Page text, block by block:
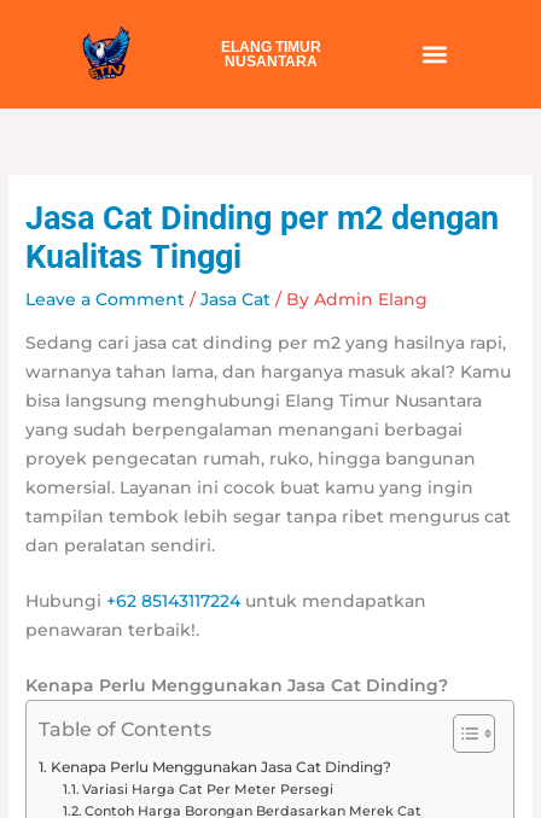
ELANG TIMUR
NUSANTARA
Jasa Cat Dinding per m2 dengan
Kualitas Tinggi
Leave a Comment /Jasa Cat / ByAdmin Elang
Sedang cari jasa cat dinding per m2 yang hasilnya rapi,
warnanya tahan lama, dan harganya masuk akal? Kamu
bisa langsung menghubungi Elang Timur Nusantara
yang sudah berpengalaman menangani berbagai
proyek pengecatan rumah, ruko, hingga bangunan
komersial. Layanan ini cocok buat kamu yang ingin
tampilan tembok lebih segar tanpa ribet mengurus cat
dan peralatan sendiri.
Hubungi +62 85143117224untuk mendapatkan
penawaran terbaik!.
Kenapa Perlu Menggunakan Jasa Cat Dinding?
Table of Contents
Kenapa Perlu Menggunakan Jasa Cat Dinding?
Variasi Harga Cat Per Meter Persegi
Contoh Harga Borongan Berdasarkan Merek Cat